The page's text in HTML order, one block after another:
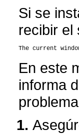
Si se
recibir el
En este
informa